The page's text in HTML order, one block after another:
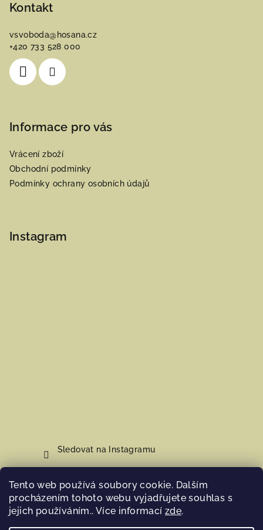
Tento web používá soubory cookie. Dalším
procházením tohoto webu vyjadřujete souhlas s
jejich používáním.. Více informací zde.
Kontakt
vsvoboda@ hosana.cz
+420 733 528 000
Informace pro vás
Vrácení zboží
Obchodní podmínky
Podmínky ochrany osobních údajů
Instagram
Sledovat na Instagramu
Nákupní košík